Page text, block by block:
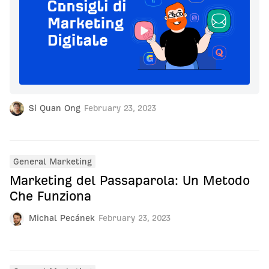
Si Quan Ong February 23, 2023
Michal Pecánek February 23, 2023
General Marketing
Marketing del Passaparola: Un Metodo
Che Funziona